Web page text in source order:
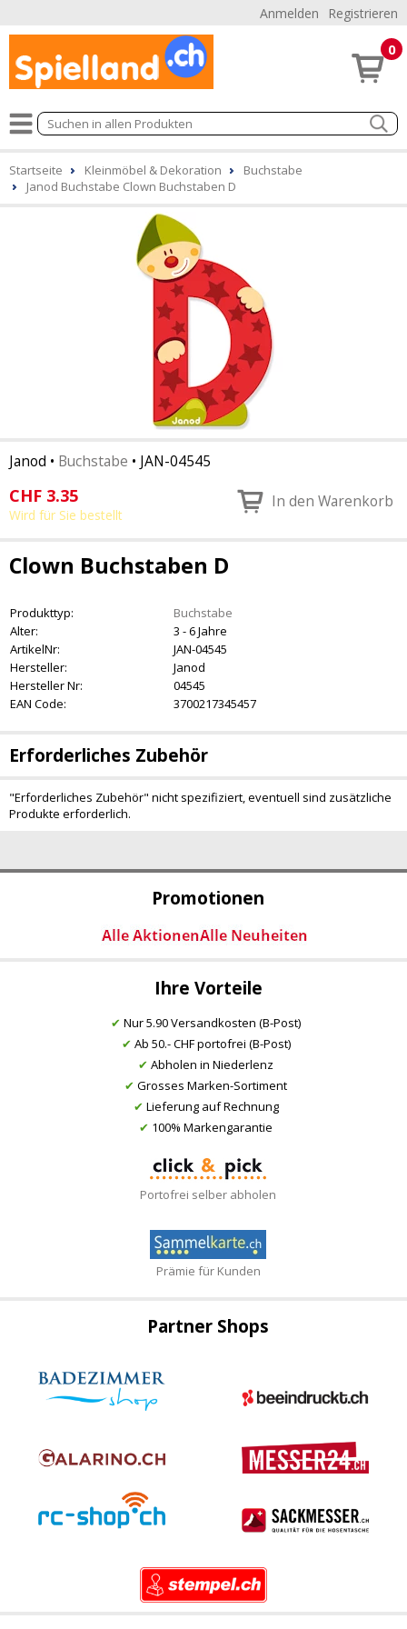
Anmelden Registrieren
0
Promotionen
Ihre Vorteile
✔ Nur 5.90 Versandkosten (B-Post)
✔ Ab 50.- CHF portofrei (B-Post)
✔ Abholen in Niederlenz
✔ Grosses Marken-Sortiment
✔ Lieferung auf Rechnung
✔ 100% Markengarantie
Portofrei selber abholen
Prämie für Kunden
Startseite Kleinmöbel & Dekoration
Buchstabe
Janod Buchstabe Clown Buchstaben D
Janod • Buchstabe • JAN-04545
CHF 3.35
Wird für Sie bestellt
In den Warenkorb
Clown Buchstaben D
Produkttyp:
Buchstabe
Alter:
3 - 6 Jahre
ArtikelNr:
JAN-04545
Hersteller:
Janod
Hersteller Nr:
04545
EAN Code:
3700217345457
Erforderliches Zubehör
"Erforderliches Zubehör" nicht spezifiziert, eventuell sind zusätzliche
Produkte erforderlich.
Partner Shops